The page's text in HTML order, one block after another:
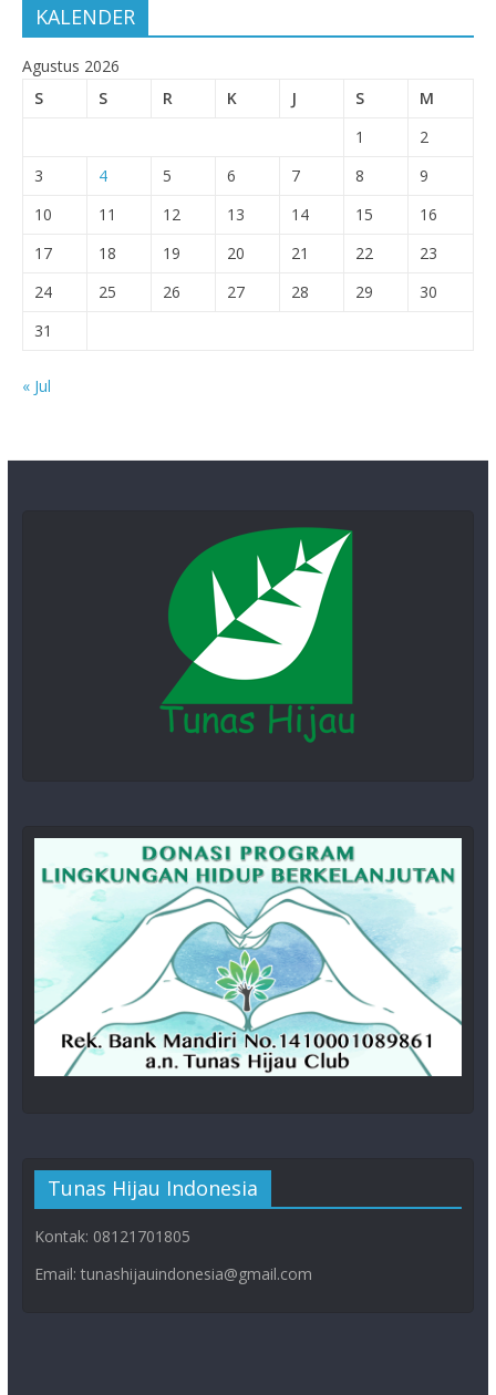
KALENDER
Agustus 2026
S
S R K J S
M
1
2
3
4 5 6 7 8
9
10
11 12 13 14 15
16
17
18 19 20 21 22
23
24
25 26 27 28 29
30
31
« Jul
Tunas Hijau Indonesia
Kontak: 08121701805
Email: tunashijauindonesia@gmail.com